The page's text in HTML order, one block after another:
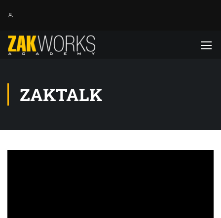
ZAKTALK